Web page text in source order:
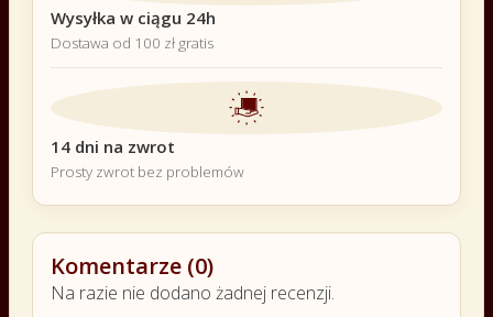
Wysyłka w ciągu 24h
Dostawa od 100 zł gratis
14 dni na zwrot
Prosty zwrot bez problemów
Komentarze (0)
Na razie nie dodano żadnej recenzji.